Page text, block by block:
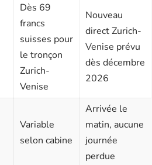
Dès 69
francs
suisses pour
le tronçon
Zurich-
Venise
Nouveau
direct Zurich-
Venise prévu
dès décembre
2026
Variable
selon cabine
Arrivée le
matin, aucune
journée
perdue